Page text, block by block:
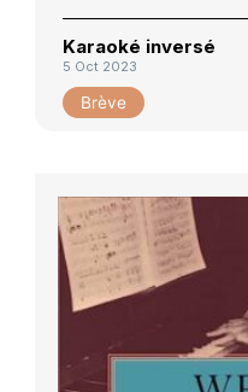
Karaoké inversé
5 Oct 2023
Brève